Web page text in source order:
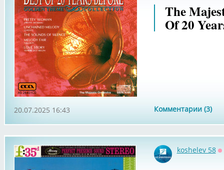
The
Of 20
Комментарии (3)
20.07.2025 16:43
koshelev 58